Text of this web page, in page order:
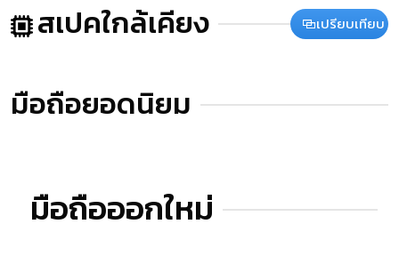
สเปคใกล้เคียง เปรียบเทียบ
มือถือยอดนิยม
มือถือออกใหม่